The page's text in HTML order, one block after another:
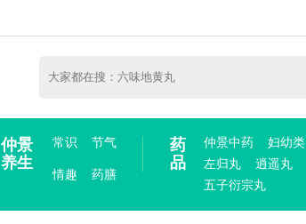
仲景
养生
常识 节气
情趣 药膳
药
品
仲景中药 妇幼类
左归丸
逍遥丸
五子衍宗丸